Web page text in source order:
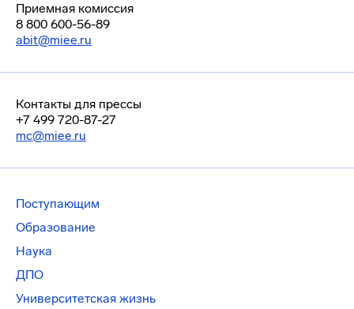
Приемная комиссия
8 800 600-56-89
abit@miee.ru
Контакты для прессы
+7 499 720-87-27
mc@miee.ru
Поступающим
Образование
Наука
ДПО
Университетская жизнь